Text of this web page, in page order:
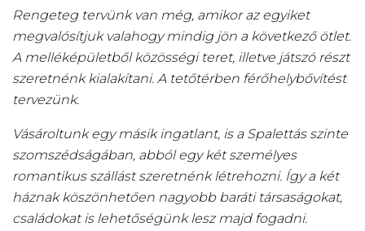
Rengeteg tervünk van még, amikor az egyiket
megvalósítjuk valahogy mindig jön a következő ötlet.
A melléképületből közösségi teret, illetve játszó részt
szeretnénk kialakítani. A tetőtérben férőhelybővítést
tervezünk.
Vásároltunk egy másik ingatlant, is a Spalettás szinte
szomszédságában, abból egy két személyes
romantikus szállást szeretnénk létrehozni. Így a két
háznak köszönhetően nagyobb baráti társaságokat,
családokat is lehetőségünk lesz majd fogadni.